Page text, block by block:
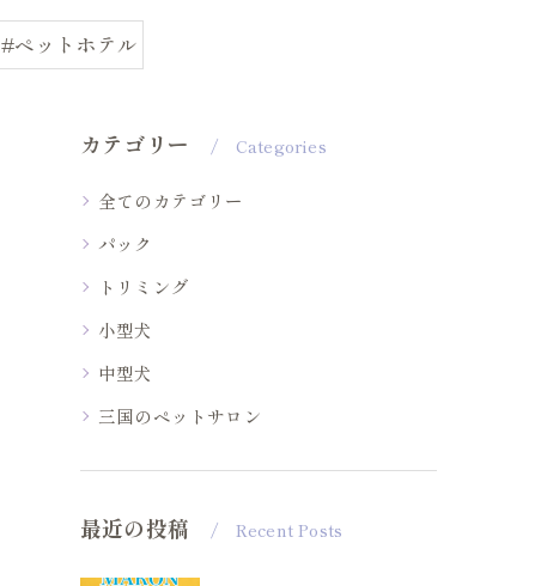
#ペットホテル
カテゴリー Categories
全てのカテゴリー
パック
トリミング
小型犬
中型犬
三国のペットサロン
最近の投稿 Recent Posts